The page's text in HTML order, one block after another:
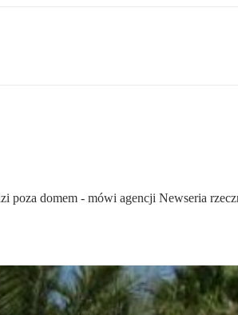
poza domem - mówi agencji Newseria